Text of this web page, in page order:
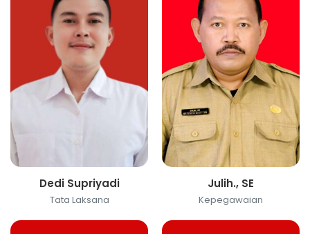
Dedi Supriyadi
Tata Laksana
Julih., SE
Kepegawaian